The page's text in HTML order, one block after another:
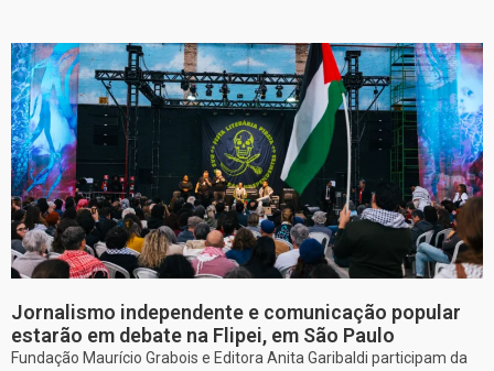
Jornalismo independente e comunicação popular
estarão em debate na Flipei, em São Paulo
Fundação Maurício Grabois e Editora Anita Garibaldi participam da